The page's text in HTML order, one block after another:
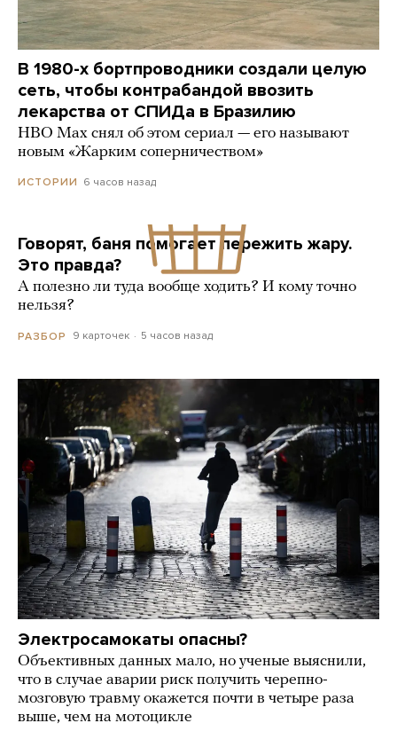
В 1980-х бортпроводники создали целую
сеть, чтобы контрабандой ввозить
лекарства от СПИДа в Бразилию
HBO Max снял об этом сериал — его называют
новым «Жарким соперничеством»
ИСТОРИИ 6 часов назад
Говорят, баня помогает пережить жару.
Это правда?
А полезно ли туда вообще ходить? И кому точно
нельзя?
РАЗБОР 9 карточек 5 часов назад
Электросамокаты опасны?
Объективных данных мало, но ученые выяснили,
что в случае аварии риск получить черепно-
мозговую травму окажется почти в четыре раза
выше, чем на мотоцикле